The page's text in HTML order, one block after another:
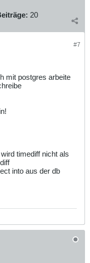
20
#7
mit postgres arbeite
timediff nicht als
into aus der db